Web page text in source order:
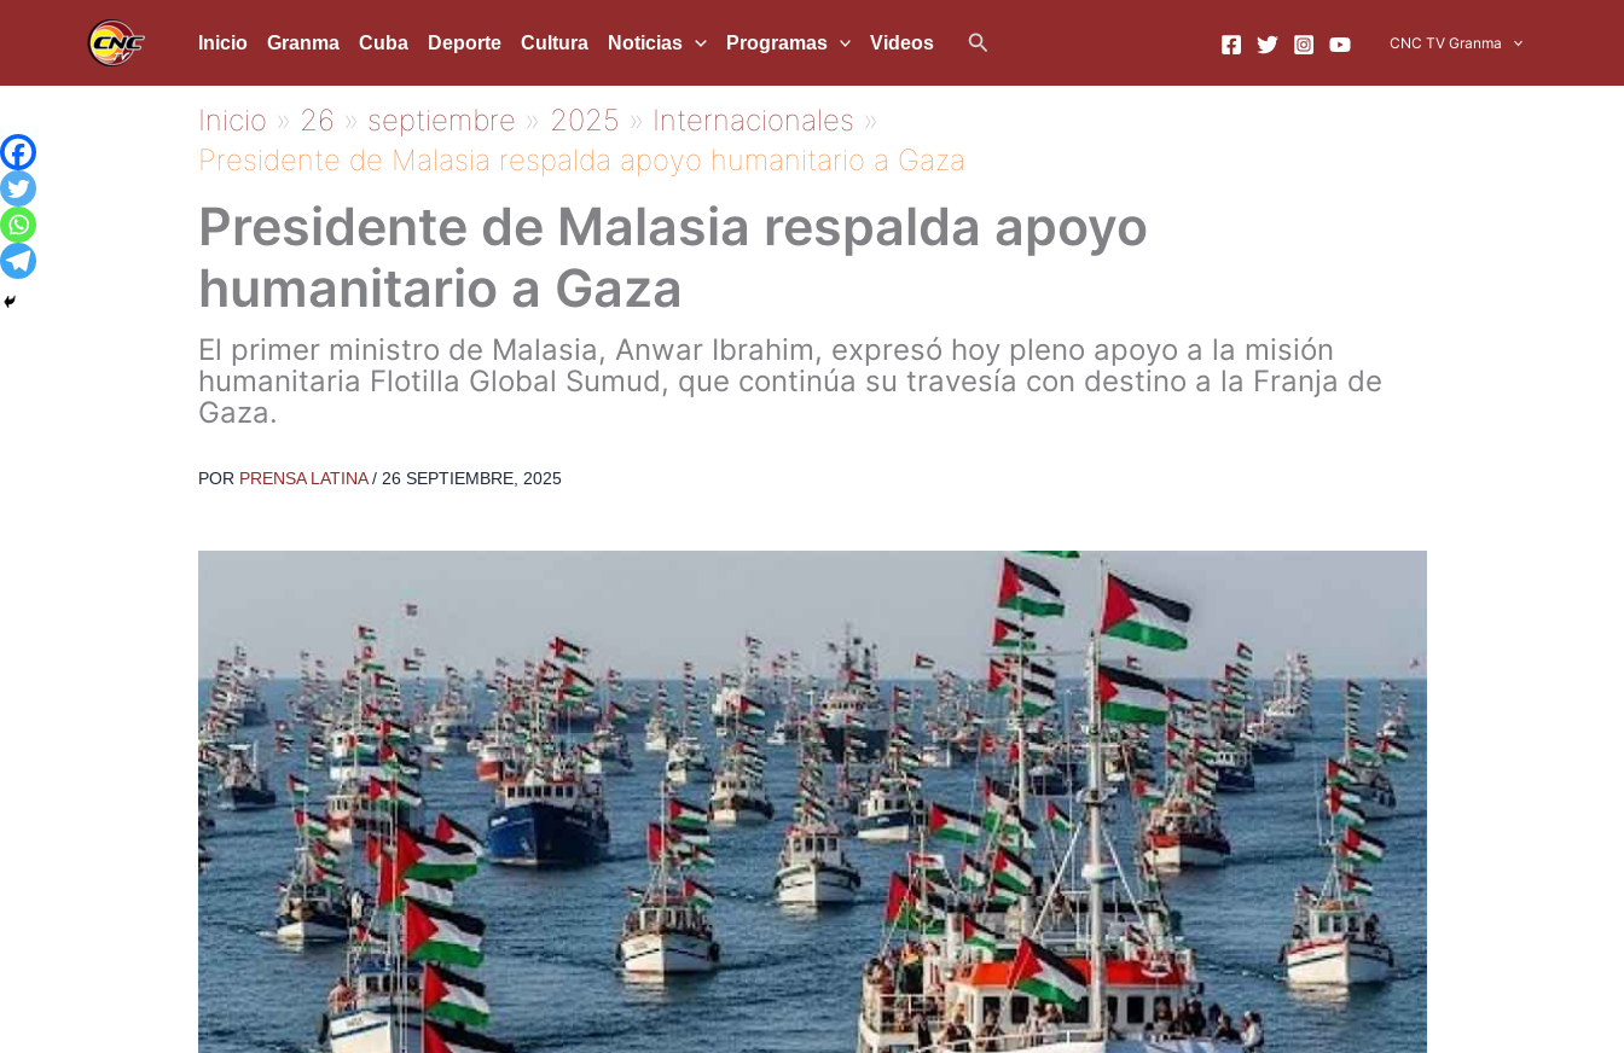
Inicio Granma Cuba Deporte Cultura Noticias Programas Videos Buscar CNC TV Granma
Inicio 26 septiembre 2025
Internacionales
Presidente de Malasia respalda apoyo humanitario a Gaza
Presidente de Malasia respalda apoyo
humanitario a Gaza
El primer ministro de Malasia, Anwar Ibrahim, expresó hoy pleno apoyo a la misión
humanitaria Flotilla Global Sumud, que continúa su travesía con destino a la Franja de
Gaza.
POR PRENSA LATINA/ 26 SEPTIEMBRE, 2025